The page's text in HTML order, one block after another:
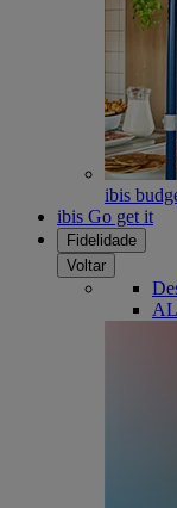
ibis
ibis Go get it
Fidelidade
Voltar